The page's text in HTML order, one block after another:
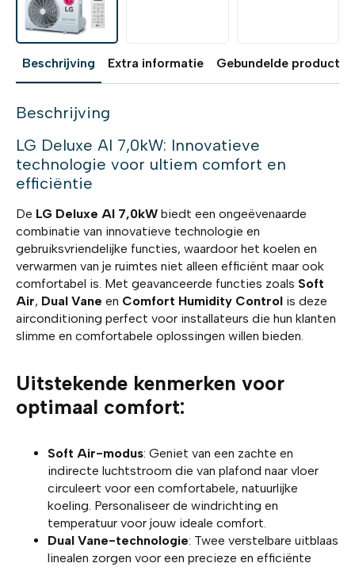
Beschrijving Extra informatie Gebundelde producten
Beschrijving
LG Deluxe AI 7,0kW: Innovatieve
technologie voor ultiem comfort en
efficiëntie
De LG Deluxe AI 7,0kW biedt een ongeëvenaarde
combinatie van innovatieve technologie en
gebruiksvriendelijke functies, waardoor het koelen en
verwarmen van je ruimtes niet alleen efficiënt maar ook
comfortabel is. Met geavanceerde functies zoals Soft
Air, Dual Vane en Comfort Humidity Control is deze
airconditioning perfect voor installateurs die hun klanten
slimme en comfortabele oplossingen willen bieden.
Uitstekende kenmerken voor
optimaal comfort:
Soft Air-modus: Geniet van een zachte en
indirecte luchtstroom die van plafond naar vloer
circuleert voor een comfortabele, natuurlijke
koeling. Personaliseer de windrichting en
temperatuur voor jouw ideale comfort.
Dual Vane-technologie: Twee verstelbare uitblaas
linealen zorgen voor een precieze en efficiënte